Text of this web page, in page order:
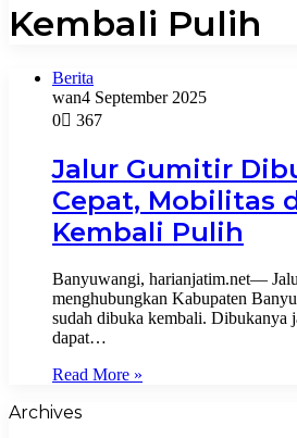
Kembali Pulih
Berita
wan4 September 2025
0
367
Jalur Gumitir
Cepat, Mobilitas
Kembali Pulih
Banyuwangi, harianjatim.net—
menghubungkan Kabupaten
sudah dibuka kembali. Dibukanya
dapat…
Read More »
Archives